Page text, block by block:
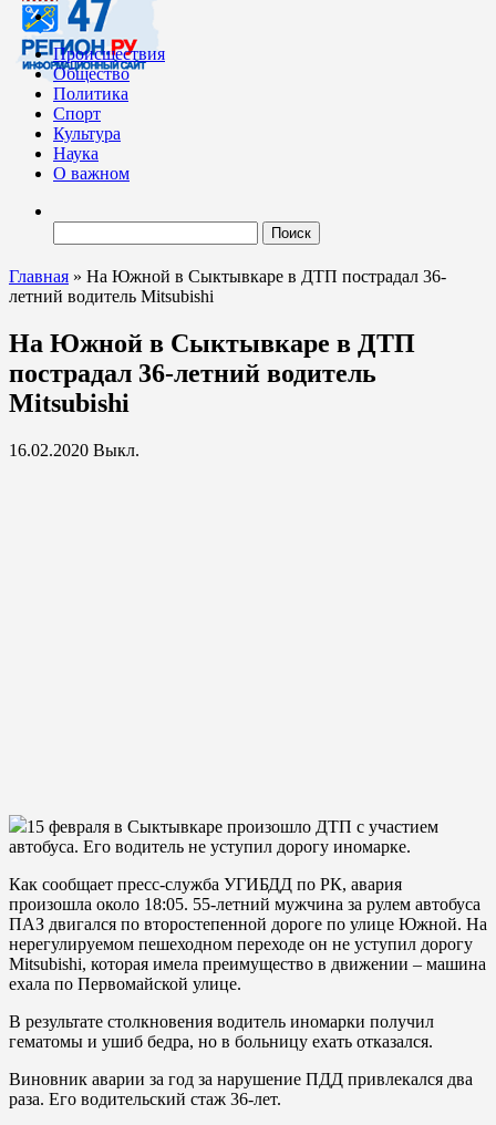
Происшествия
Общество
Политика
Спорт
Культура
Наука
О важном
Главная » На Южной в Сыктывкаре в ДТП пострадал 36-
летний водитель Mitsubishi
На Южной в Сыктывкаре в ДТП
пострадал 36-летний водитель
Mitsubishi
16.02.2020 Выкл.
15 февраля в Сыктывкаре произошло ДТП с участием
автобуса. Его водитель не уступил дорогу иномарке.
Как сообщает пресс-служба УГИБДД по РК, авария
произошла около 18:05. 55-летний мужчина за рулем автобуса
ПАЗ двигался по второстепенной дороге по улице Южной. На
нерегулируемом пешеходном переходе он не уступил дорогу
Mitsubishi, которая имела преимущество в движении – машина
ехала по Первомайской улице.
В результате столкновения водитель иномарки получил
гематомы и ушиб бедра, но в больницу ехать отказался.
Виновник аварии за год за нарушение ПДД привлекался два
раза. Его водительский стаж 36-лет.